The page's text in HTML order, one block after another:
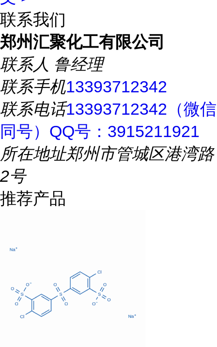
联系我们
郑州汇聚化工有限公司
联系人 鲁经理
联系手机13393712342
联系电话13393712342（微信
同号）QQ号：3915211921
所在地址郑州市管城区港湾路
2号
推荐产品